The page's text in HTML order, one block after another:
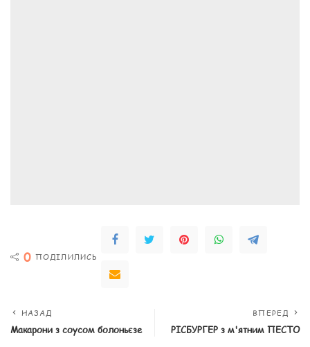
0 ПОДІЛИЛИСЬ
НАЗАД
Макарони з соусом болоньєзе
ВПЕРЕД
РІСБУРГЕР з м'ятним ПЕСТО